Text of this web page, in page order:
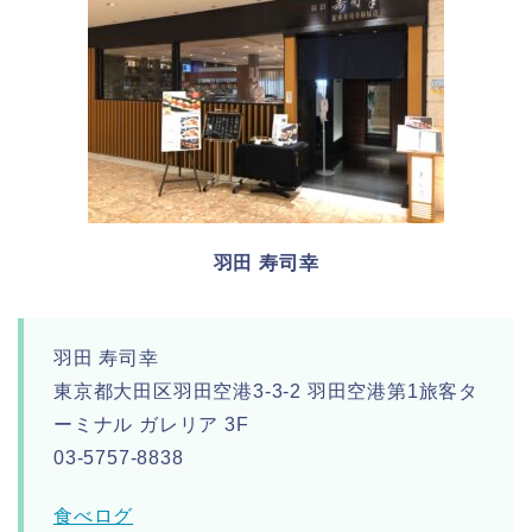
羽田 寿司幸
羽田 寿司幸
東京都大田区羽田空港3-3-2 羽田空港第1旅客タ
ーミナル ガレリア 3F
03-5757-8838
食べログ